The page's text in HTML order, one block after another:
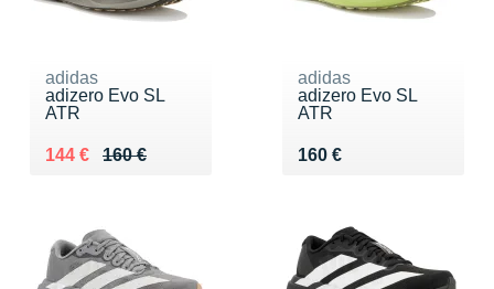
adidas
adizero Evo SL
ATR
160 €
Au lieu de 160 €
144 €
Vendu 144 €
adidas
adizero Evo SL
ATR
160 €
Vendu 160 €